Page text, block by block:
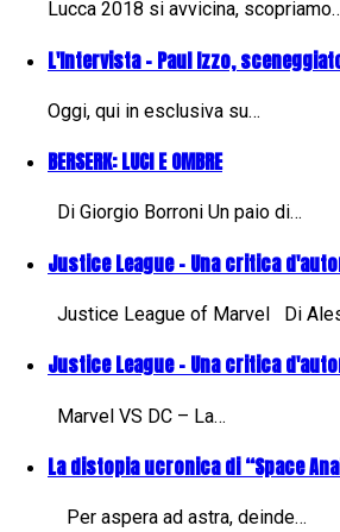
Lucca 2018 si avvicina,
L'Intervista - Paul Izzo,
Oggi, qui in esclusiva su…
BERSERK: LUCI E OMBRE
Di Giorgio Borroni Un paio di…
Justice League - Una critica
Justice League of Marvel Di
Justice League - Una critica
Marvel VS DC – La…
La distopia ucronica di “Space
Per aspera ad astra, deinde…